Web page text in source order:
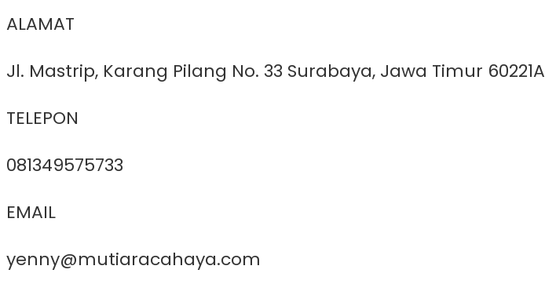
ALAMAT
Jl. Mastrip, Karang Pilang No. 33 Surabaya, Jawa Timur 60221A
TELEPON
081349575733
EMAIL
yenny@mutiaracahaya.com